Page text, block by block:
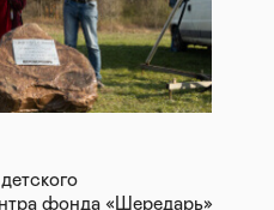
фонда «Шередарь»